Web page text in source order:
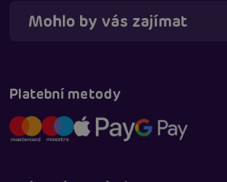
Mohlo by vás zajímat
Platební metody
Táňa - virtuální asistentka